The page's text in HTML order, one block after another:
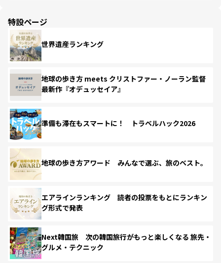
特設ページ
世界遺産ランキング
地球の歩き方 meets クリストファー・ノーラン監督
最新作『オデュッセイア』
準備も滞在もスマートに！ トラベルハック2026
地球の歩き方アワード みんなで選ぶ、旅のベスト。
エアラインランキング 読者の投票をもとにランキン
グ形式で発表
Next韓国旅 次の韓国旅行がもっと楽しくなる 旅先・
グルメ・テクニック